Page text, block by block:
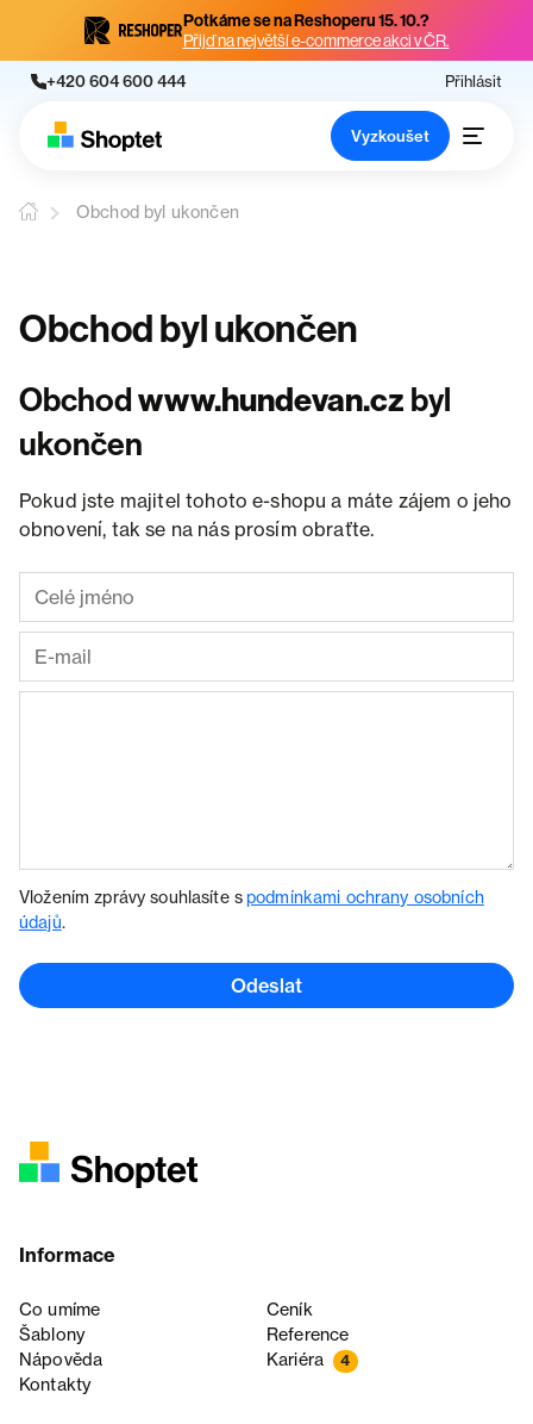
Potkáme se na Reshoperu 15. 10.?
Přijď na největší e-commerce akci v ČR.
+420 604 600 444 Přihlásit
Vyzkoušet
Obchod byl ukončen
Obchod byl ukončen
Obchodwww.hundevan.cz byl
ukončen
Pokud jste majitel tohoto e-shopu a máte zájem o jeho
obnovení, tak se na nás prosím obraťte.
Vložením zprávy souhlasíte spodmínkami ochrany osobních
údajů.
Odeslat
Informace
Co umíme
Ceník
Šablony
Reference
Nápověda
Kariéra 4
Kontakty